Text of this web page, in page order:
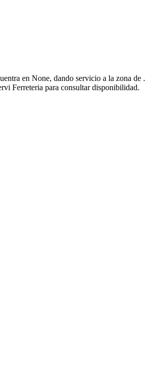
en None, dando servicio a la zona de .
Ferreteria para consultar disponibilidad.